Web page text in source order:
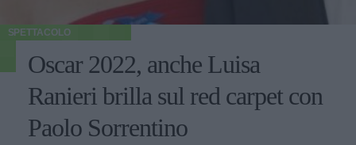
SPETTACOLO
Oscar 2022, anche Luisa
Ranieri brilla sul red carpet con
Paolo Sorrentino